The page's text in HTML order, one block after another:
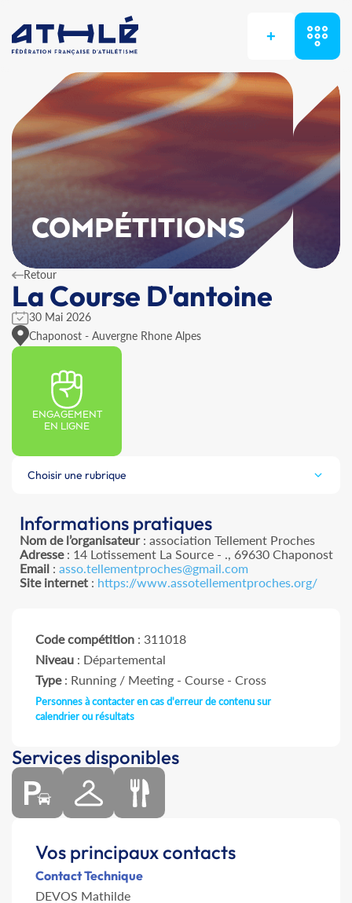
+
COMPÉTITIONS
Retour
La Course D'antoine
30 Mai 2026
Chaponost - Auvergne Rhone Alpes
ENGAGEMENT
EN LIGNE
Choisir une rubrique
Informations pratiques
Nom de l’organisateur: association Tellement Proches
Adresse: 14 Lotissement La Source - ., 69630 Chaponost
Email: asso.tellementproches@gmail.com
Site internet: https://www.assotellementproches.org/
Code compétition : 311018
Niveau : Départemental
Type: Running / Meeting - Course - Cross
Personnes à contacter en cas d'erreur de contenu sur
calendrier ou résultats
Services disponibles
Vos principaux contacts
Contact Technique
DEVOS Mathilde